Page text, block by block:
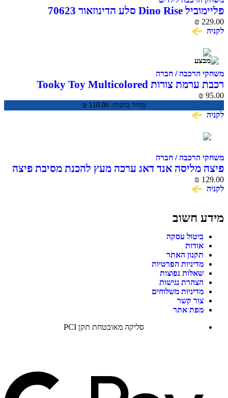
פליימוביל Dino Rise סלע הדינוזאור 70623
₪ 229.00
לקניה
משחקי הרכבה / חברה
רכבת ערמת צורות Tooky Toy Multicolored
Stacking Train TKB383
מחיר בחנות: ₪ 110.00
₪ 95.00
לקניה
משחקי הרכבה / חברה
פיצה מליסה אנד דאג ערכה מעץ להכנת מסיבת פיצה
₪ 129.00
לקניה
מידע חשוב
ביטול עסקה
אודות
תקנון האתר
מדיניות הפרטיות
שאלות נפוצות
הצהרת נגישות
מדיניות משלוחים
צור קשר
מפת אתר
סליקה מאובטחת תקן PCI